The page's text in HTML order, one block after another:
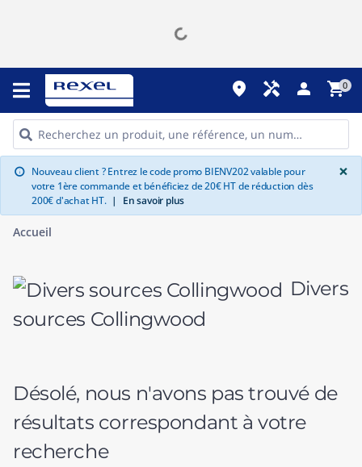
place handyman person shopping_cart0
info Nouveau client ? Entrez le code promo BIENV202 valable pour
votre 1ère commande et bénéficiez de 20€ HT de réduction dès
200€ d'achat HT. | En savoir plus
×
Accueil
Divers
sources Collingwood
Désolé, nous n'avons pas trouvé de
résultats correspondant à votre
recherche